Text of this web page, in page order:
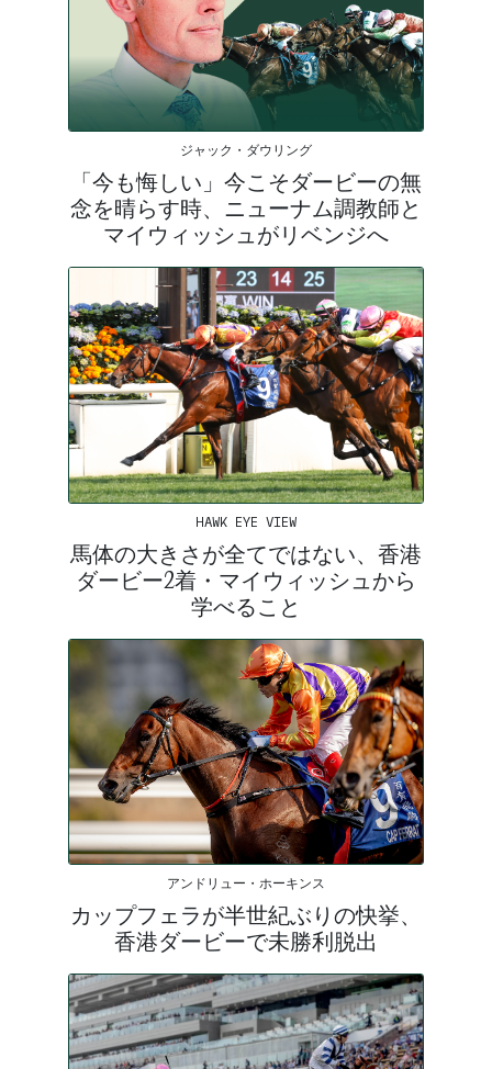
ジャック・ダウリング
「今も悔しい」今こそダービーの無
念を晴らす時、ニューナム調教師と
マイウィッシュがリベンジへ
HAWK EYE VIEW
馬体の大きさが全てではない、香港
ダービー2着・マイウィッシュから
学べること
アンドリュー・ホーキンス
カップフェラが半世紀ぶりの快挙、
香港ダービーで未勝利脱出